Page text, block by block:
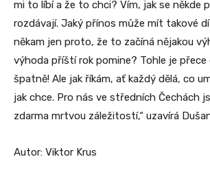
mi to líbí a že to chci? Vím, jak se někde
rozdávají. Jaký přínos může mít takové
někam jen proto, že to začíná nějakou
výhoda příští rok pomine? Tohle je přece
špatně! Ale jak říkám, ať každý dělá, co
jak chce. Pro nás ve středních Čechách
zdarma mrtvou záležitostí,“ uzavírá
Autor: Viktor Krus